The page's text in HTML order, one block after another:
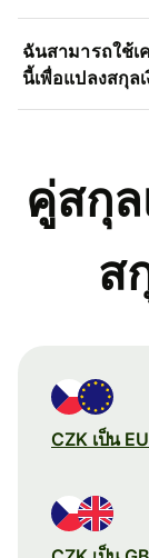
ฉันสามารถใช้เ
นี้เพื่อแปลงสกุล
คู่สกุ
ส
CZK เป็น